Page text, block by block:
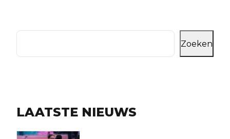
Zoeken
LAATSTE NIEUWS